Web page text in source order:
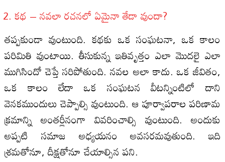
కథ – నవలా రచనలో ఏమైనా తేడా వుందా?
తప్పకుండా వుంటుంది. కథకు ఒక సంఘటనా, ఒక కాలం
పరిమితి వుంటాయి. తీసుకున్న ఇతివృత్తం ఎలా మొదలై ఎలా
ముగిసిందో చెప్తే సరిపోతుంది. నవల అలా కాదు. ఒక జీవితం,
ఒక కాలం లేదా ఒక సంఘటన వీటన్నింటిలో దాని
వెనకముందులు చెప్పాల్సి వుంటుంది. ఆ పూర్వాపరాల పరిణామ
క్రమాన్ని అంతర్లీనంగా వివరించాల్సి వుంటుంది. అందుకు
అప్పటి సమాజ అధ్యయనం అవసరమవుతుంది. ఇది
శ్రమతోనూ, దీక్షతోనూ చేయాల్సిన పని.